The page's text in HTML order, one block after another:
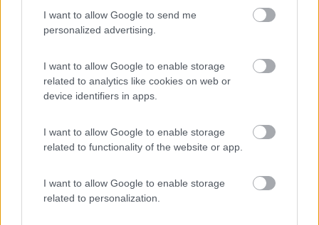
I want to allow Google to send me
personalized advertising.
I want to allow Google to enable storage
related to analytics like cookies on web or
device identifiers in apps.
I want to allow Google to enable storage
related to functionality of the website or app.
I want to allow Google to enable storage
related to personalization.
mi sono usciti questi risultati, con riferimenti ad un file in Excel.
Qualche notizia c'è, ma bisogna vedere se le persone che allora
scrivevano siano ancora attivi, che i loro indirizzi mail siano
fare ulteriori ricerche con "Indici" o "Indice" "Pleinair" o "Plein
air" anche su altri argomenti oltre a Altro Camper, forse su
viaggi Italia o Estero.
Air_32161?ARCHIVE=true&SearchTerms=indici
ARCHIVE=true&SearchTerms=Pleinair